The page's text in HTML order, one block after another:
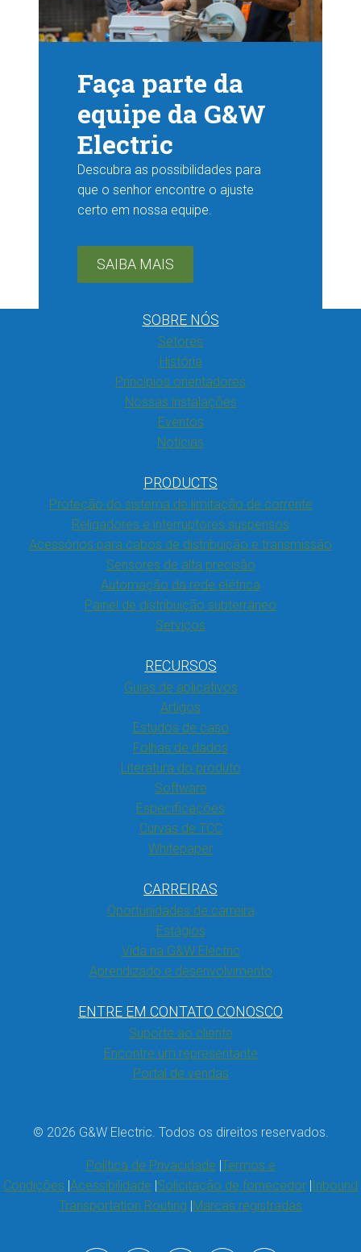
Faça parte da
equipe da G&W
Electric
Descubra as possibilidades para
que o senhor encontre o ajuste
certo em nossa equipe.
SAIBA MAIS
SOBRE NÓS
Setores
História
Princípios orientadores
Nossas instalações
Eventos
Notícias
PRODUCTS
Proteção do sistema de limitação de corrente
Religadores e interruptores suspensos
Acessórios para cabos de distribuição e transmissão
Sensores de alta precisão
Automação da rede elétrica
Painel de distribuição subterrâneo
Serviços
RECURSOS
Guias de aplicativos
Artigos
Estudos de caso
Folhas de dados
Literatura do produto
Software
Especificações
Curvas de TCC
Whitepaper
CARREIRAS
Oportunidades de carreira
Estágios
Vida na G&W Electric
Aprendizado e desenvolvimento
ENTRE EM CONTATO CONOSCO
Suporte ao cliente
Encontre um representante
Portal de vendas
© 2026 G&W Electric. Todos os direitos reservados.
Política de Privacidade Termos e
Condições Acessibilidade Solicitação de fornecedor
Inbound
Transportation Routing Marcas registradas